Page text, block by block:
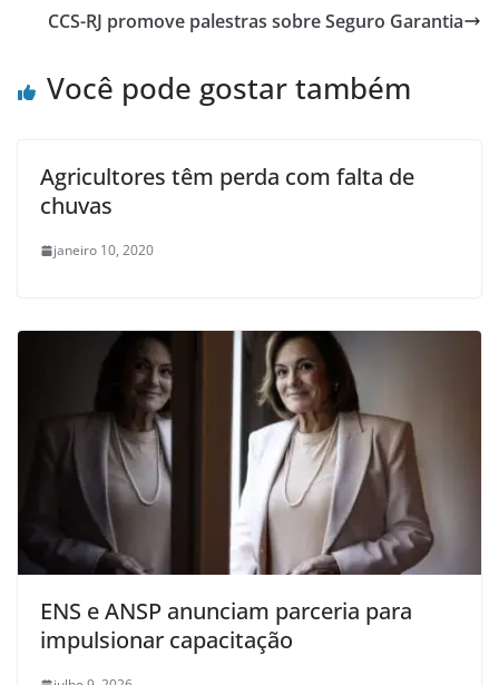
CCS-RJ promove palestras sobre Seguro Garantia
Você pode gostar também
Agricultores têm perda com falta de
chuvas
janeiro 10, 2020
ENS e ANSP anunciam parceria para
impulsionar capacitação